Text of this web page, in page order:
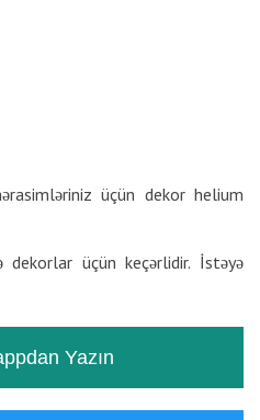
üçün dekor helium
dekorlar üçün keçərlidir. İstəyə
Yazın